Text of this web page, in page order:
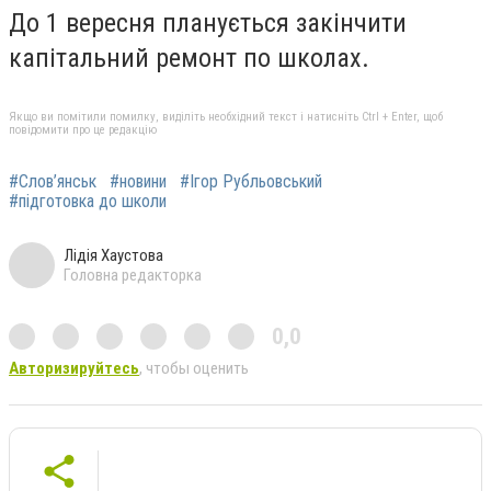
До 1 вересня планується закінчити
капітальний ремонт по школах.
Якщо ви помітили помилку, виділіть необхідний текст і натисніть Ctrl + Enter, щоб
повідомити про це редакцію
#Слов’янськ #новини
#Ігор Рубльовський
#підготовка до школи
Лідія Хаустова
Головна редакторка
0,0
Авторизируйтесь, чтобы оценить